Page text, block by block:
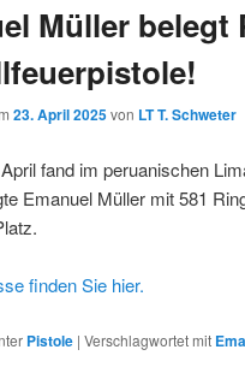
Müller belegt
23. April 2025von LT T. Schweter
fand im peruanischen
Emanuel Müller mit 581
finden Sie hier.
Pistole | Verschlagwortet mit